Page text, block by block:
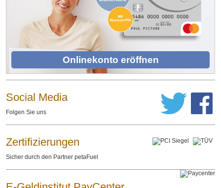
Onlinekonto eröffnen
Social Media
Folgen Sie uns
Zertifizierungen
Sicher durch den Partner petaFuel